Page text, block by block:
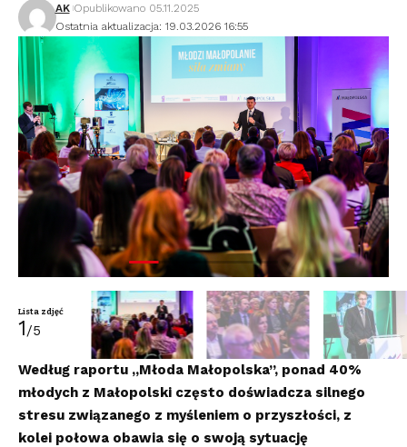
Ostatnia aktualizacja: 19.03.2026 16:55
AK Opublikowano 05.11.2025
Lista zdjęć
1/5
Według raportu „Młoda Małopolska”, ponad 40%
młodych z Małopolski często doświadcza silnego
stresu związanego z myśleniem o przyszłości, z
kolei połowa obawia się o swoją sytuację